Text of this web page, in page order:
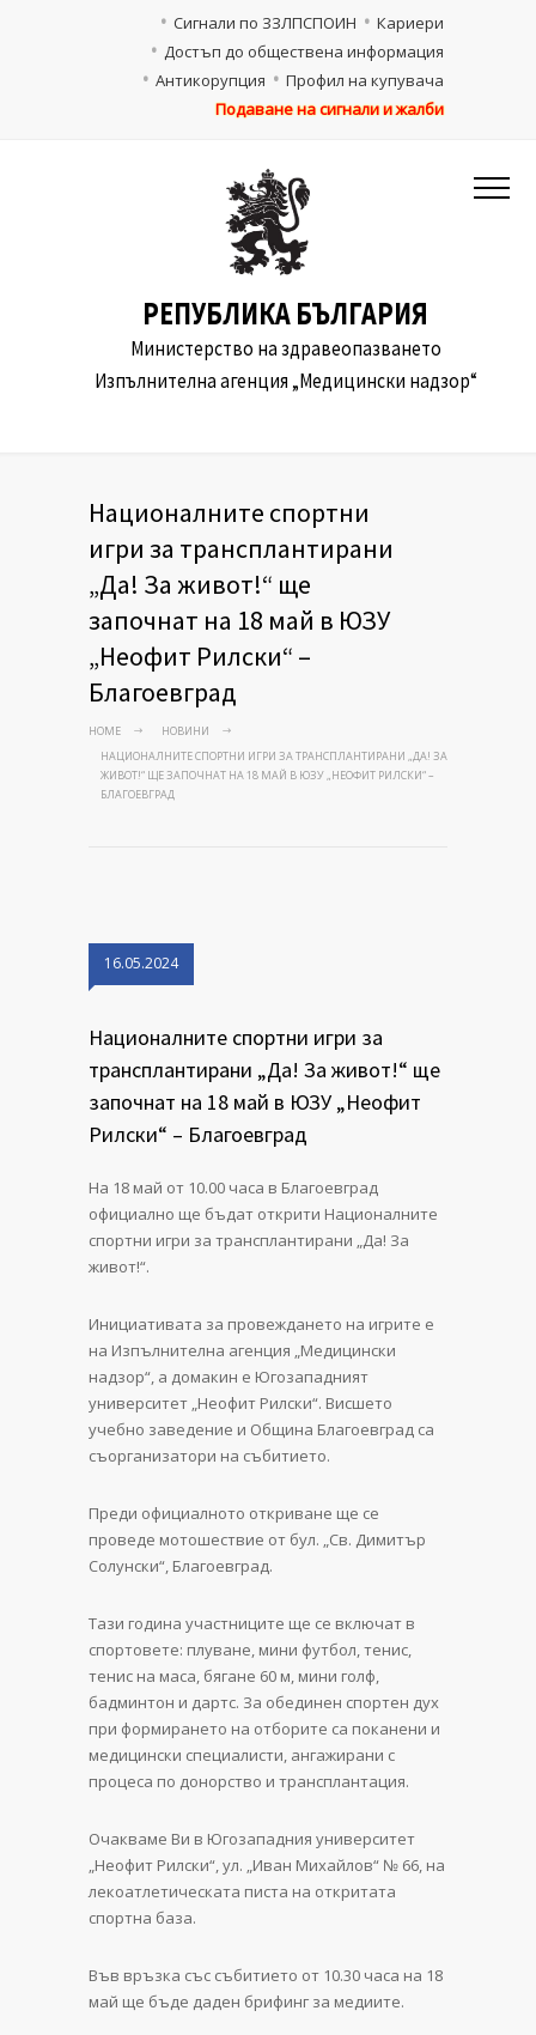
Кариери
Сигнали по ЗЗЛПСПОИН
Достъп до обществена информация
Профил на купувача
Антикорупция
Подаване на сигнали и жалби
РЕПУБЛИКА БЪЛГАРИЯ
Министерство на здравеопазването
Изпълнителна агенция „Медицински надзор“
Националните спортни
игри за трансплантирани
„Да! За живот!“ ще
започнат на 18 май в ЮЗУ
„Неофит Рилски“ –
Благоевград
HOME
НОВИНИ
НАЦИОНАЛНИТЕ СПОРТНИ ИГРИ ЗА ТРАНСПЛАНТИРАНИ „ДА! ЗА
ЖИВОТ!“ ЩЕ ЗАПОЧНАТ НА 18 МАЙ В ЮЗУ „НЕОФИТ РИЛСКИ“ –
БЛАГОЕВГРАД
16.05.2024
Националните спортни игри за
трансплантирани „Да! За живот!“ ще
започнат на 18 май в ЮЗУ „Неофит
Рилски“ – Благоевград
На 18 май от 10.00 часа в Благоевград
официално ще бъдат открити Националните
спортни игри за трансплантирани „Да! За
живот!“.
Инициативата за провеждането на игрите е
на Изпълнителна агенция „Медицински
надзор“, а домакин е Югозападният
университет „Неофит Рилски“. Висшето
учебно заведение и Община Благоевград са
съорганизатори на събитието.
Преди официалното откриване ще се
проведе мотошествие от бул. „Св. Димитър
Солунски“, Благоевград.
Тази година участниците ще се включат в
спортовете: плуване, мини футбол, тенис,
тенис на маса, бягане 60 м, мини голф,
бадминтон и дартс. За обединен спортен дух
при формирането на отборите са поканени и
медицински специалисти, ангажирани с
процеса по донорство и трансплантация.
Очакваме Ви в Югозападния университет
„Неофит Рилски“, ул. „Иван Михайлов“ № 66, на
лекоатлетическата писта на откритата
спортна база.
Във връзка със събитието от 10.30 часа на 18
май ще бъде даден брифинг за медиите.